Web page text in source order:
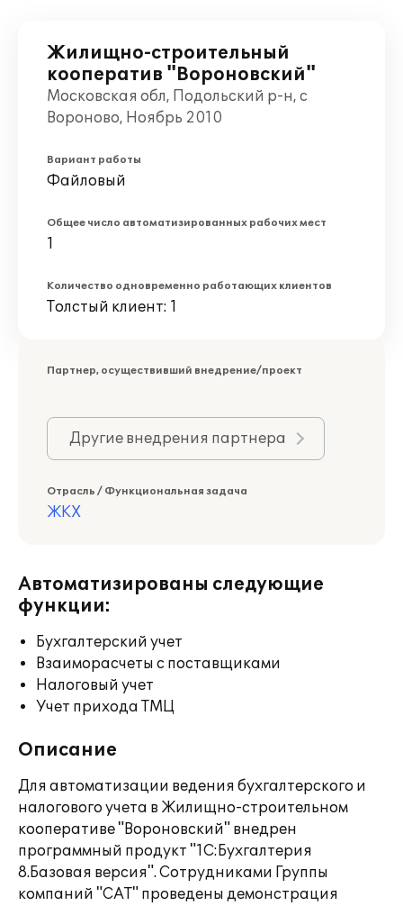
Жилищно-строительный
кооператив "Вороновский"
Московская обл, Подольский р-н, с
Вороново, Ноябрь 2010
Вариант работы
Файловый
Общее число автоматизированных рабочих мест
1
Количество одновременно работающих клиентов
Толстый клиент: 1
Партнер, осуществивший внедрение/проект
Другие внедрения партнера
Отрасль / Функциональная задача
ЖКХ
Автоматизированы следующие
функции:
Бухгалтерский учет
Взаиморасчеты с поставщиками
Налоговый учет
Учет прихода ТМЦ
Описание
Для автоматизации ведения бухгалтерского и
налогового учета в Жилищно-строительном
кооперативе "Вороновский" внедрен
программный продукт "1С:Бухгалтерия
8.Базовая версия". Сотрудниками Группы
компаний "САТ" проведены демонстрация